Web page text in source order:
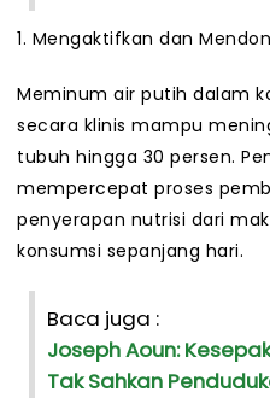
1. Mengaktifkan dan
Meminum air putih dalam
secara klinis mampu
tubuh hingga 30 persen.
mempercepat proses
penyerapan nutrisi dari
konsumsi sepanjang hari.
Baca juga :
Joseph Aoun:
Tak Sahkan